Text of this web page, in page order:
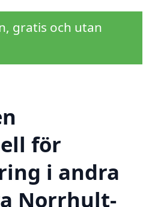
gratis och utan
för
i andra
Norrhult-